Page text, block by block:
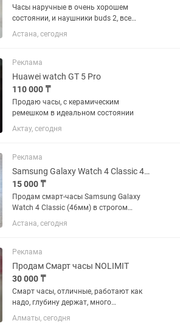
Часы наручные в очень хорошем
состоянии, и наушники buds 2, все
работает.
Астана, сегодня
Реклама
Huawei watch GT 5 Pro
110 000 ₸
Продаю часы, с керамическим
ремешком в идеальном состоянии
Актау, сегодня
Реклама
Samsung Galaxy Watch 4 Classic 46mm, Черные
15 000 ₸
Продам смарт-часы Samsung Galaxy
Watch 4 Classic (46мм) в строгом
черном цвете. Модель с крутым
крутящимся безелем, смотрится на
Технически всё работает идеально
(пульс,...
Астана, сегодня
Реклама
Продам Смарт часы NOLIMIT
30 000 ₸
Смарт часы, отличные, работают как
надо, глубину держат, много
циферблатов, много функций,запасной
ремешок, коробка все имеется
Алматы, сегодня